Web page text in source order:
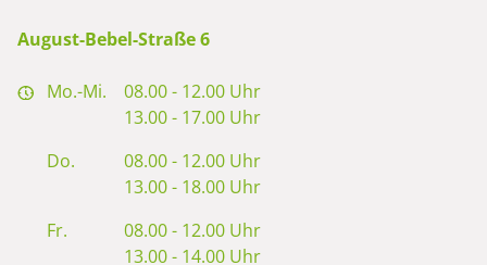
August-Bebel-Straße 6
Mo.-Mi. 08.00 - 12.00 Uhr
13.00 - 17.00 Uhr
Do.
08.00 - 12.00 Uhr
13.00 - 18.00 Uhr
Fr.
08.00 - 12.00 Uhr
13.00 - 14.00 Uhr